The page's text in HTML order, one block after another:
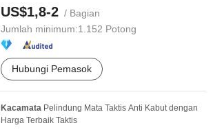
US$1,8-2 / Bagian
Jumlah minimum:1.152 Potong
Hubungi Pemasok
Kacamata Pelindung Mata Taktis Anti Kabut dengan
Harga Terbaik Taktis